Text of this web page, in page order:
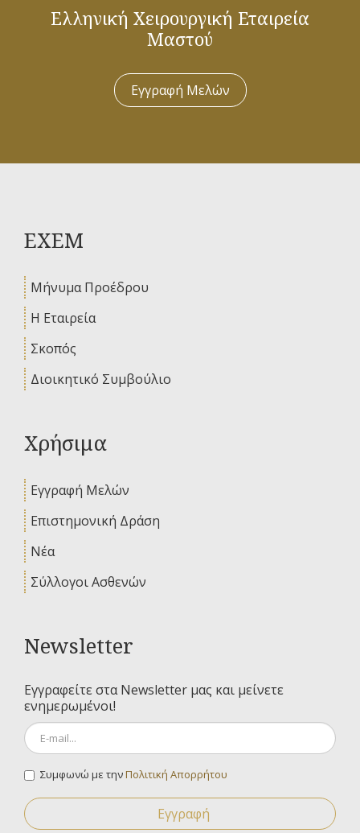
Ελληνική Χειρουργική Εταιρεία
Μαστού
Εγγραφή Μελών
ΕΧΕΜ
Μήνυμα Προέδρου
Η Εταιρεία
Σκοπός
Διοικητικό Συμβούλιο
Χρήσιμα
Εγγραφή Μελών
Επιστημονική Δράση
Νέα
Σύλλογοι Ασθενών
Newsletter
Εγγραφείτε στα Newsletter μας και μείνετε
ενημερωμένοι!
Συμφωνώ με τηνΠολιτική Απορρήτου
Εγγραφή